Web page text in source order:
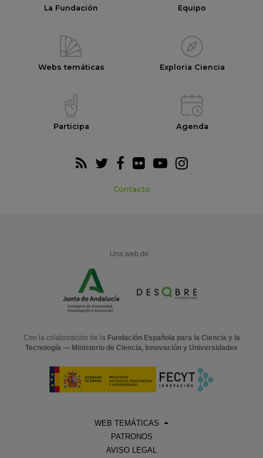
La Fundación Equipo
Webs temáticas Exploria Ciencia
Participa Agenda
Contacto
Una web de:
Con la colaboración de la Fundación Española para la Ciencia y la
Tecnología — Ministerio de Ciencia, Innovación y Universidades
WEB TEMÁTICAS
PATRONOS
AVISO LEGAL